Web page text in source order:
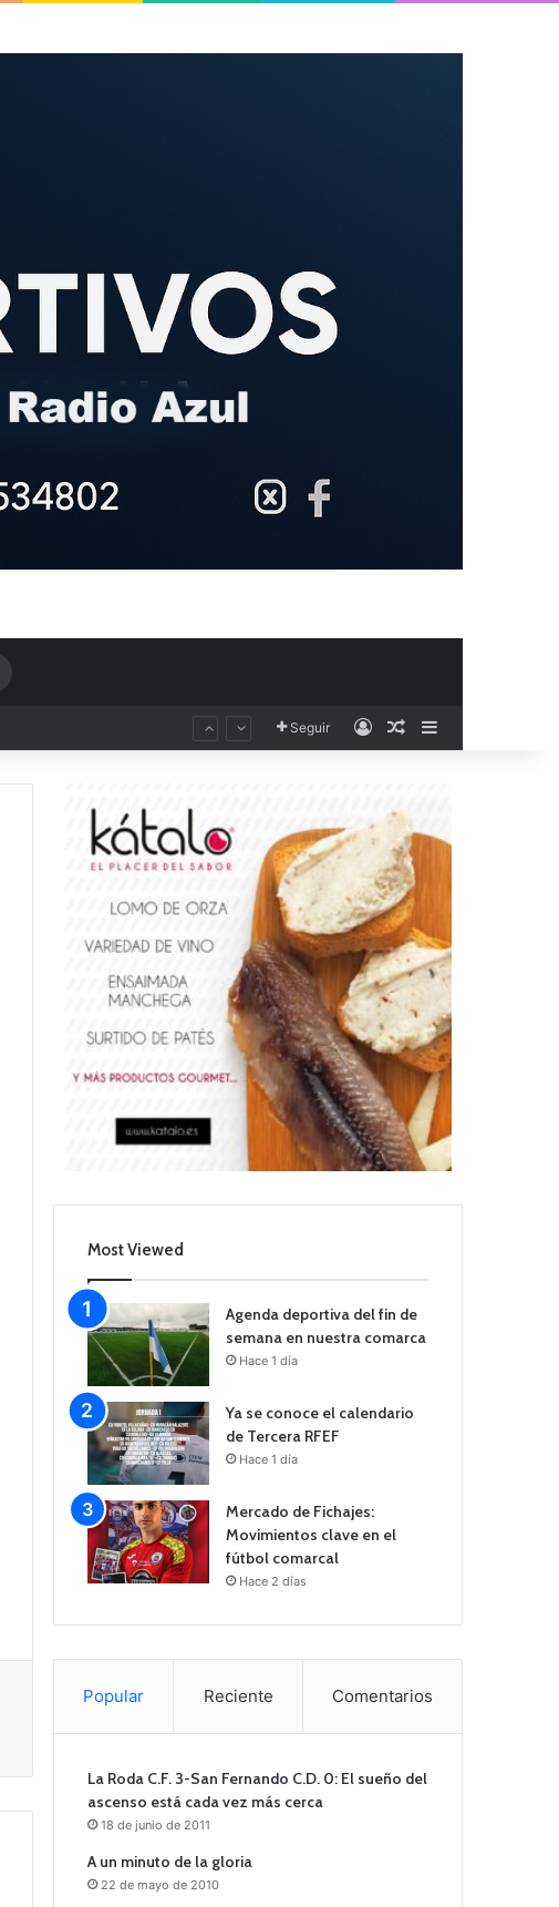
Seguir AccesoPublicación al
Most Viewed
Agenda deportiva del fin de
semana en nuestra comarca
Hace 1 día
Ya se conoce el calendario
de Tercera RFEF
Hace 1 día
Mercado de Fichajes:
Movimientos clave en el
fútbol comarcal
Hace 2 días
Popular Reciente Comentarios
La Roda C.F. 3-San Fernando C.D. 0: El sueño del
ascenso está cada vez más cerca
18 de junio de 2011
A un minuto de la gloria
22 de mayo de 2010